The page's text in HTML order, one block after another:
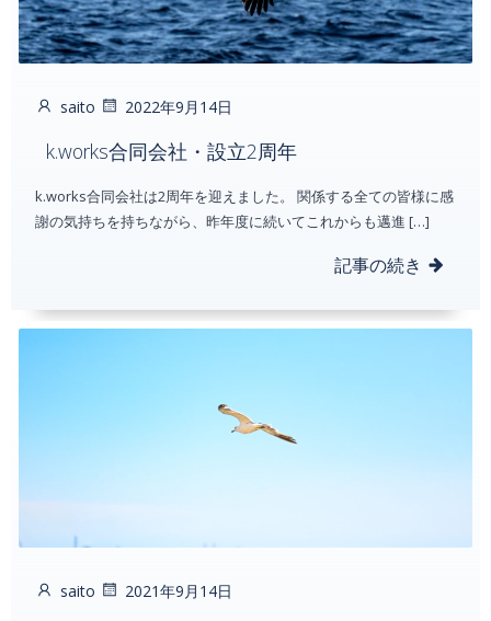
saito 2022年9月14日
k.works合同会社・設立2周年
k.works合同会社は2周年を迎えました。 関係する全ての皆様に感
謝の気持ちを持ちながら、昨年度に続いてこれからも邁進 […]
記事の続き
saito 2021年9月14日